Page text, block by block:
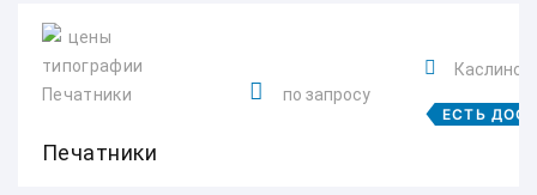
Печатники
по запросу
ЕСТЬ